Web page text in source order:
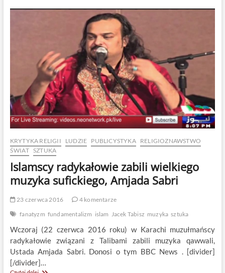
KRYTYKA RELIGII LUDZIE PUBLICYSTYKA
RELIGIOZNAWSTWO
ŚWIAT SZTUKA
Islamscy radykałowie zabili wielkiego
muzyka sufickiego, Amjada Sabri
23 czerwca 2016
4 komentarze
fanatyzm fundamentalizm islam Jacek Tabisz muzyka sztuka
Wczoraj (22 czerwca 2016 roku) w Karachi muzułmańscy
radykałowie związani z Talibami zabili muzyka qawwali,
Ustada Amjada Sabri. Donosi o tym BBC News . [divider]
[/divider]…